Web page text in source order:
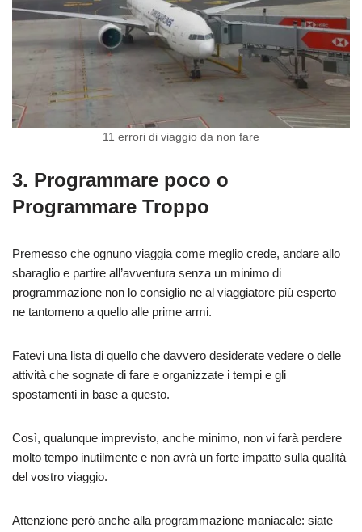
11 errori di viaggio da non fare
3. Programmare poco o
Programmare Troppo
Premesso che ognuno viaggia come meglio crede, andare allo
sbaraglio e partire all’avventura senza un minimo di
programmazione non lo consiglio ne al viaggiatore più esperto
ne tantomeno a quello alle prime armi.
Fatevi una lista di quello che davvero desiderate vedere o delle
attività che sognate di fare e organizzate i tempi e gli
spostamenti in base a questo.
Così, qualunque imprevisto, anche minimo, non vi farà perdere
molto tempo inutilmente e non avrà un forte impatto sulla qualità
del vostro viaggio.
Attenzione però anche alla programmazione maniacale: siate